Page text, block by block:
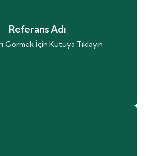
Referans Adı
Görmek İçin Kutuya Tıklayın